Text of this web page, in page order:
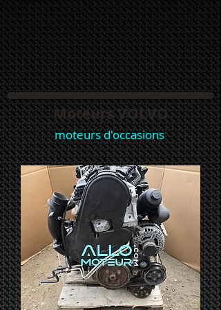
Moteurs VOLVO
moteurs d'occasions